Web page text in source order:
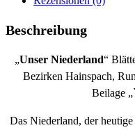
Beschreibung
„Unser Niederland“
Bezirken Hainspach,
Beilage
Das Niederland, der